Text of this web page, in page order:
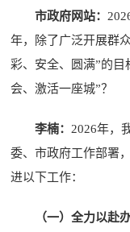
市政府网站：
年，除了广泛开展群
彩、安全、圆满”的
会、激活一座城”？
李楠：2026年，
委、市政府工作部署
进以下工作：
（一）全力以赴